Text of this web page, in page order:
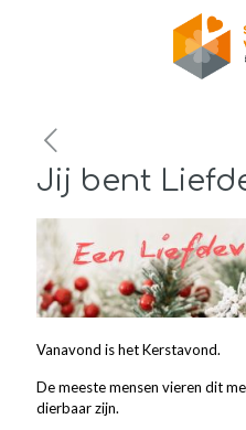
Jij bent
Vanavond is het Kerstavond.
De meeste mensen vieren dit
dierbaar zijn.